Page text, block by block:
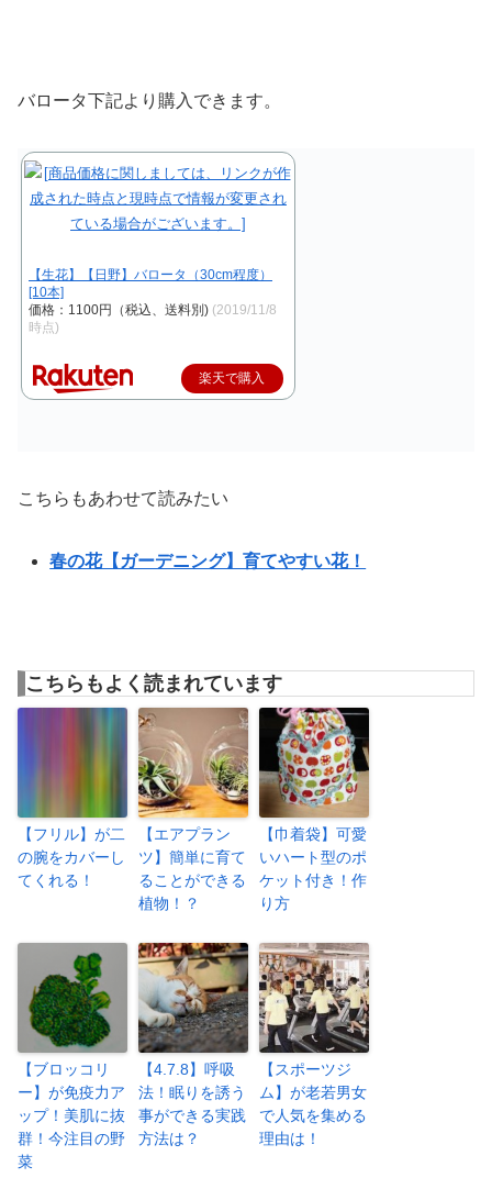
バロータ下記より購入できます。
【生花】【日野】バロータ（30cm程度）
[10本]
価格：1100円（税込、送料別) (2019/11/8
時点)
楽天で購入
こちらもあわせて読みたい
春の花【ガーデニング】育てやすい花！
こちらもよく読まれています
【フリル】が二
の腕をカバーし
てくれる！
【エアプラン
ツ】簡単に育て
ることができる
植物！？
【巾着袋】可愛
いハート型のポ
ケット付き！作
り方
【ブロッコリ
ー】が免疫力ア
ップ！美肌に抜
群！今注目の野
菜
【4.7.8】呼吸
法！眠りを誘う
事ができる実践
方法は？
【スポーツジ
ム】が老若男女
で人気を集める
理由は！